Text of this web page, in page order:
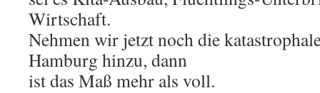
Wirtschaft.
Nehmen wir jetzt noch die
Hamburg hinzu, dann
ist das Maß mehr als voll.